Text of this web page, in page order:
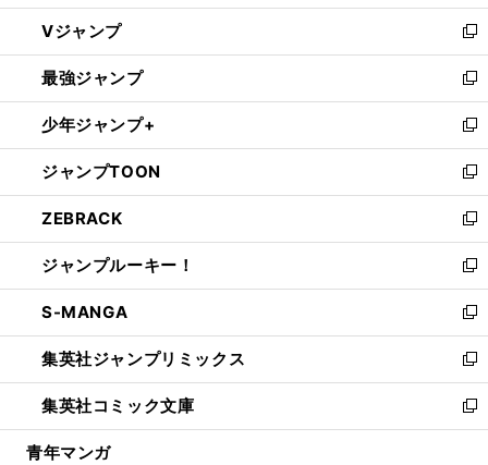
ウ
ィ
ン
ド
ウ
で
開
く
し
い
ウ
ィ
ン
ド
ウ
で
開
く
Vジャンプ
新
し
い
ウ
ィ
ン
ド
ウ
で
開
く
最強ジャンプ
新
し
い
ウ
ィ
ン
ド
ウ
で
開
く
少年ジャンプ+
新
し
い
ウ
ィ
ン
ド
ウ
で
開
く
ジャンプTOON
新
し
い
ウ
ィ
ン
ド
ウ
で
開
く
ZEBRACK
新
し
い
ウ
ィ
ン
ド
ウ
で
開
ジャンプルーキー！
新
し
い
ウ
ィ
ン
ド
ウ
S-MANGA
新
し
い
ウ
ィ
ン
集英社ジャンプリミックス
新
し
い
ウ
集英社コミック文庫
新
し
青年マンガ